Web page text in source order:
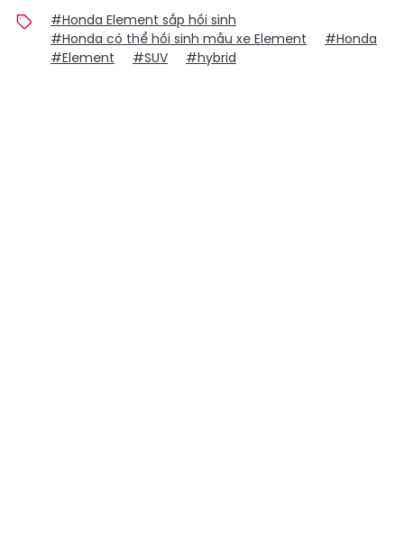
#Honda Element sắp hồi sinh
#Honda có thể hồi sinh mẫu xe Element
#Honda
#Element
#SUV #hybrid